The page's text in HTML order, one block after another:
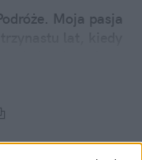
Moja pasja
Ten "skok na
bo dziś uwielbiam
i te na inne